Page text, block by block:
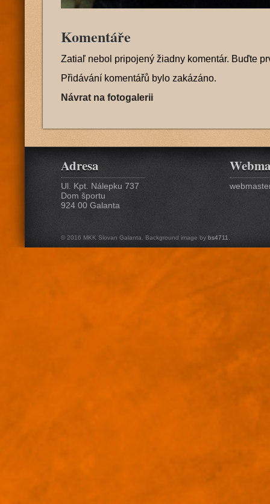
Komentáře
Zatiaľ nebol pripojený žiadny komentár. Buďte
Přidávání komentářů bylo zakázáno.
Návrat na fotogalerii
Adresa
Ul. Kpt. Nálepku 737
Dom športu
924 00 Galanta
© 2016 MKK Slovan Galanta. Background image by bs4711